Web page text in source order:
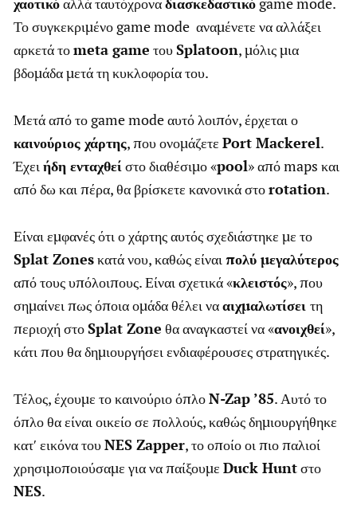
Το συγκεκριμένο game mode αναμένετε να αλλάξει
αρκετά τοmeta game τουSplatoon, μόλις μια
βδομάδα μετά τη κυκλοφορία του.
Μετά από το game mode αυτό λοιπόν, έρχεται ο
καινούριος χάρτης, που ονομάζετε Port Mackerel.
Έχειήδη ενταχθείστο διαθέσιμο «pool» από maps και
από δω και πέρα, θα βρίσκετε κανονικά στοrotation.
Είναι εμφανές ότι ο χάρτης αυτός σχεδιάστηκε με το
Splat Zonesκατά νου, καθώς είναιπολύ μεγαλύτερος
από τους υπόλοιπους. Είναι σχετικά «κλειστός», που
σημαίνει πως όποια ομάδα θέλει νααιχμαλωτίσει τη
περιοχή στοSplat Zone θα αναγκαστεί να «ανοιχθεί»,
κάτι που θα δημιουργήσει ενδιαφέρουσες στρατηγικές.
Τέλος, έχουμε το καινούριο όπλοN-Zap ’85. Αυτό το
όπλο θα είναι οικείο σε πολλούς, καθώς δημιουργήθηκε
κατ′ εικόνα τουNES Zapper, το οποίο οι πιο παλιοί
χρησιμοποιούσαμε για να παίξουμε Duck Huntστο
NES.